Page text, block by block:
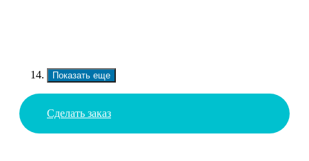
Показать еще
Сделать заказ